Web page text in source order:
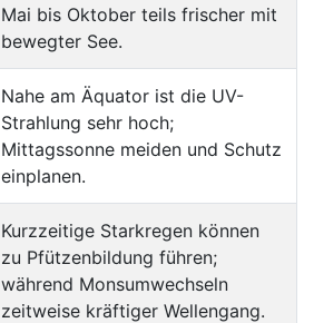
Mai bis Oktober teils frischer mit
bewegter See.
Nahe am Äquator ist die UV-
Strahlung sehr hoch;
Mittagssonne meiden und Schutz
einplanen.
Kurzzeitige Starkregen können
zu Pfützenbildung führen;
während Monsumwechseln
zeitweise kräftiger Wellengang.